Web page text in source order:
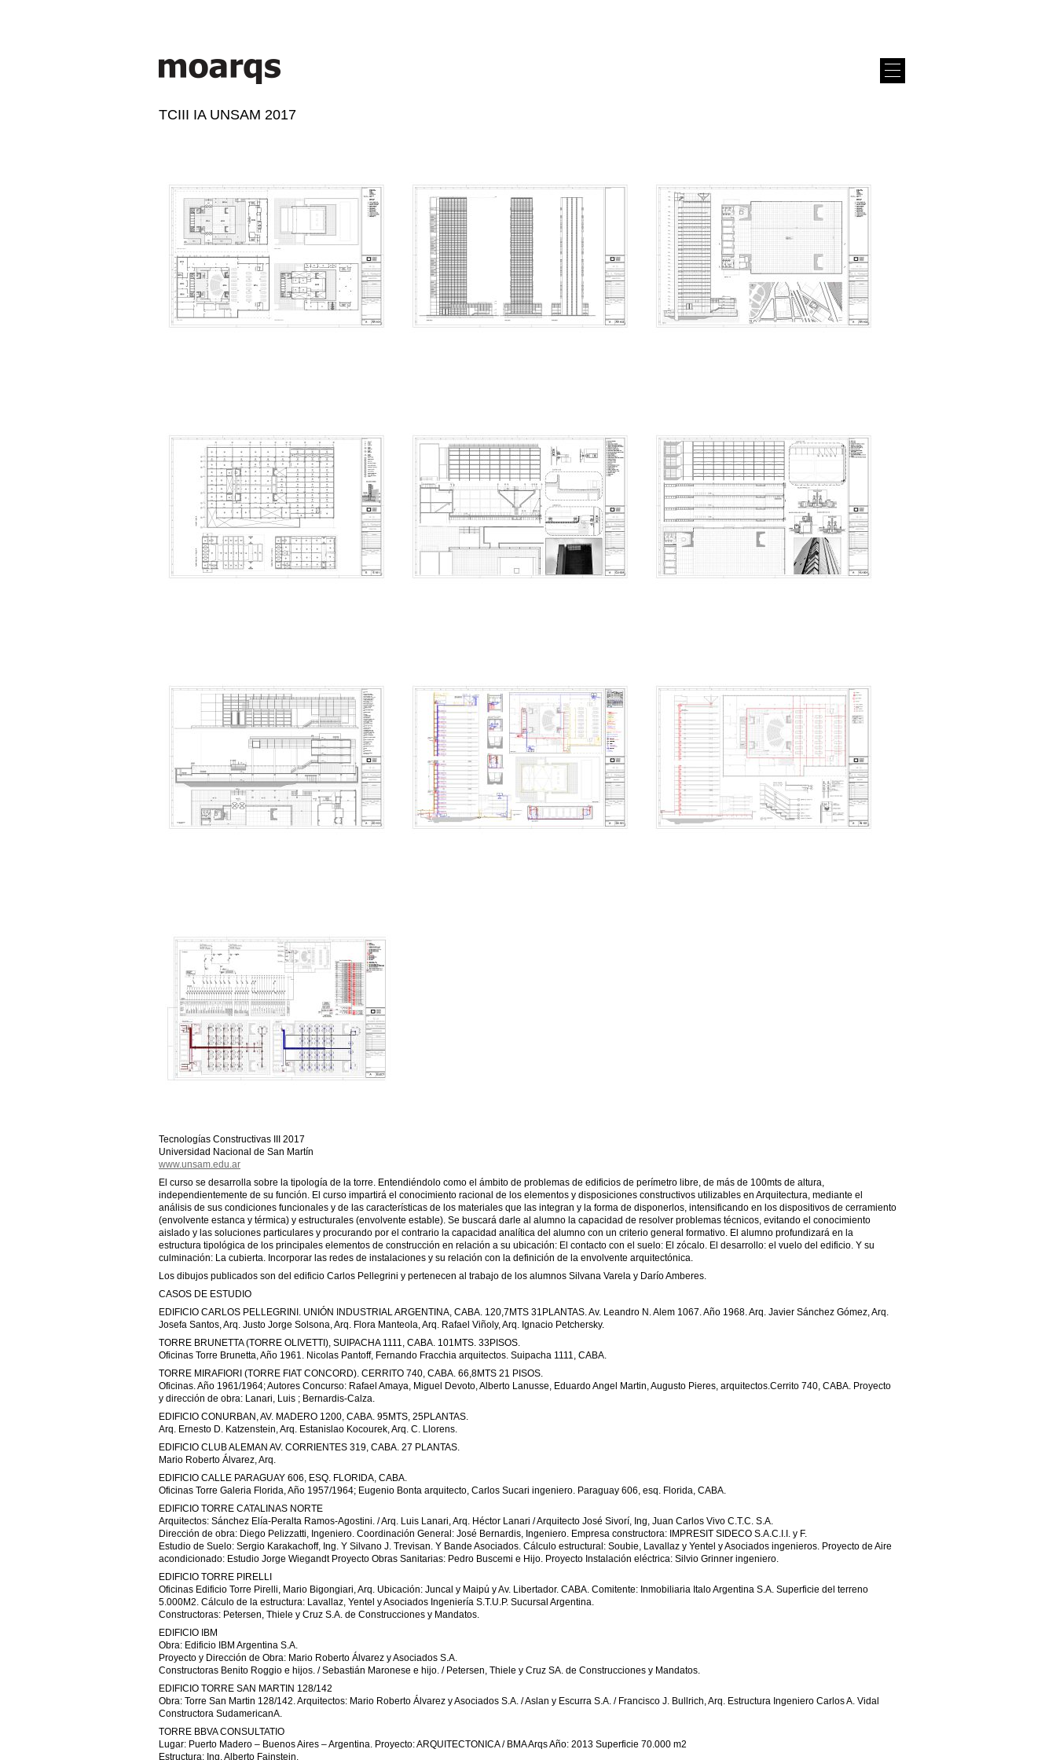
TCIII IA UNSAM 2017
Tecnologías Constructivas III 2017
Universidad Nacional de San Martín
www.unsam.edu.ar
El curso se desarrolla sobre la tipología de la torre. Entendiéndolo como el ámbito de problemas de edificios de perímetro libre, de más de 100mts de altura,
independientemente de su función. El curso impartirá el conocimiento racional de los elementos y disposiciones constructivos utilizables en Arquitectura, mediante el
análisis de sus condiciones funcionales y de las características de los materiales que las integran y la forma de disponerlos, intensificando en los dispositivos de cerramiento
(envolvente estanca y térmica) y estructurales (envolvente estable). Se buscará darle al alumno la capacidad de resolver problemas técnicos, evitando el conocimiento
aislado y las soluciones particulares y procurando por el contrario la capacidad analítica del alumno con un criterio general formativo. El alumno profundizará en la
estructura tipológica de los principales elementos de construcción en relación a su ubicación: El contacto con el suelo: El zócalo. El desarrollo: el vuelo del edificio. Y su
culminación: La cubierta. Incorporar las redes de instalaciones y su relación con la definición de la envolvente arquitectónica.
Los dibujos publicados son del edificio Carlos Pellegrini y pertenecen al trabajo de los alumnos Silvana Varela y Darío Amberes.
CASOS DE ESTUDIO
EDIFICIO CARLOS PELLEGRINI. UNIÓN INDUSTRIAL ARGENTINA, CABA. 120,7MTS 31PLANTAS. Av. Leandro N. Alem 1067. Año 1968. Arq. Javier Sánchez Gómez, Arq.
Josefa Santos, Arq. Justo Jorge Solsona, Arq. Flora Manteola, Arq. Rafael Viñoly, Arq. Ignacio Petchersky.
TORRE BRUNETTA (TORRE OLIVETTI), SUIPACHA 1111, CABA. 101MTS. 33PISOS.
Oficinas Torre Brunetta, Año 1961. Nicolas Pantoff, Fernando Fracchia arquitectos. Suipacha 1111, CABA.
TORRE MIRAFIORI (TORRE FIAT CONCORD). CERRITO 740, CABA. 66,8MTS 21 PISOS.
Oficinas. Año 1961/1964; Autores Concurso: Rafael Amaya, Miguel Devoto, Alberto Lanusse, Eduardo Angel Martin, Augusto Pieres, arquitectos.Cerrito 740, CABA. Proyecto
y dirección de obra: Lanari, Luis ; Bernardis-Calza.
EDIFICIO CONURBAN, AV. MADERO 1200, CABA. 95MTS, 25PLANTAS.
Arq. Ernesto D. Katzenstein, Arq. Estanislao Kocourek, Arq. C. Llorens.
EDIFICIO CLUB ALEMAN AV. CORRIENTES 319, CABA. 27 PLANTAS.
Mario Roberto Álvarez, Arq.
EDIFICIO CALLE PARAGUAY 606, ESQ. FLORIDA, CABA.
Oficinas Torre Galeria Florida, Año 1957/1964; Eugenio Bonta arquitecto, Carlos Sucari ingeniero. Paraguay 606, esq. Florida, CABA.
EDIFICIO TORRE CATALINAS NORTE
Arquitectos: Sánchez Elía-Peralta Ramos-Agostini. / Arq. Luis Lanari, Arq. Héctor Lanari / Arquitecto José Sivorí, Ing, Juan Carlos Vivo C.T.C. S.A.
Dirección de obra: Diego Pelizzatti, Ingeniero. Coordinación General: José Bernardis, Ingeniero. Empresa constructora: IMPRESIT SIDECO S.A.C.I.I. y F.
Estudio de Suelo: Sergio Karakachoff, Ing. Y Silvano J. Trevisan. Y Bande Asociados. Cálculo estructural: Soubie, Lavallaz y Yentel y Asociados ingenieros. Proyecto de Aire
acondicionado: Estudio Jorge Wiegandt Proyecto Obras Sanitarias: Pedro Buscemi e Hijo. Proyecto Instalación eléctrica: Silvio Grinner ingeniero.
EDIFICIO TORRE PIRELLI
Oficinas Edificio Torre Pirelli, Mario Bigongiari, Arq. Ubicación: Juncal y Maipú y Av. Libertador. CABA. Comitente: Inmobiliaria Italo Argentina S.A. Superficie del terreno
5.000M2. Cálculo de la estructura: Lavallaz, Yentel y Asociados Ingeniería S.T.U.P. Sucursal Argentina.
Constructoras: Petersen, Thiele y Cruz S.A. de Construcciones y Mandatos.
EDIFICIO IBM
Obra: Edificio IBM Argentina S.A.
Proyecto y Dirección de Obra: Mario Roberto Álvarez y Asociados S.A.
Constructoras Benito Roggio e hijos. / Sebastián Maronese e hijo. / Petersen, Thiele y Cruz SA. de Construcciones y Mandatos.
EDIFICIO TORRE SAN MARTIN 128/142
Obra: Torre San Martin 128/142. Arquitectos: Mario Roberto Álvarez y Asociados S.A. / Aslan y Escurra S.A. / Francisco J. Bullrich, Arq. Estructura Ingeniero Carlos A. Vidal
Constructora SudamericanA.
TORRE BBVA CONSULTATIO
Lugar: Puerto Madero – Buenos Aires – Argentina. Proyecto: ARQUITECTONICA / BMA Arqs Año: 2013 Superficie 70.000 m2
Estructura: Ing. Alberto Fainstein.